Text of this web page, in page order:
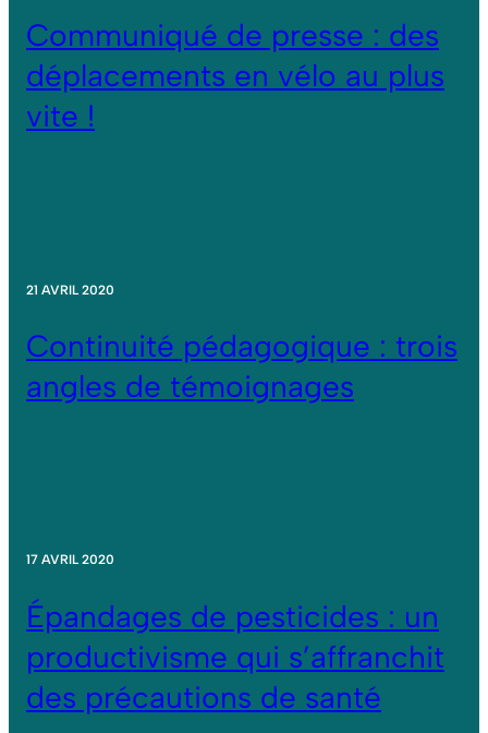
Communiqué de presse : des
déplacements en vélo au plus
vite !
21 AVRIL 2020
Continuité pédagogique : trois
angles de témoignages
17 AVRIL 2020
Épandages de pesticides : un
productivisme qui s’affranchit
des précautions de santé